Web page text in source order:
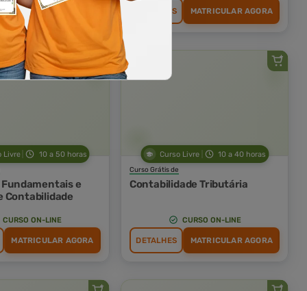
MATRICULAR AGORA DETALHES MATRICULAR AGORA
Livre 10 a 50 horas
e
Contabilidade
CURSO ON-LINE
MATRICULAR AGORA
Curso Livre 10 a 40 horas
Curso Grátis de
Contabilidade Tributária
CURSO ON-LINE
DETALHES MATRICULAR AGORA